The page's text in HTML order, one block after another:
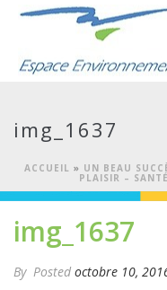
img_1637
ACCUEIL » UN BEAU
PLAISIR –
img_1637
By Posted octobre 10,